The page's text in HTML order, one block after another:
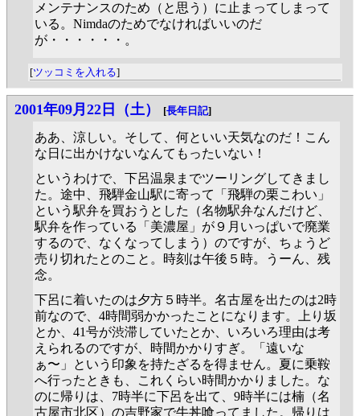
メンテナンスのため（と思う）に止まってしまって
いる。Nimdaのためでなければいいのだ
が・・・・・・。
[ツッコミを入れる]
2001年09月22日（土） [長年日記]
ああ、涼しい。そして、何といい天気なのだ！こん
な日に出かけないなんてもったいない！
というわけで、下呂温泉までツーリングしてきまし
た。途中、飛騨金山駅に寄って「飛騨の栗こわい」
という駅弁を買おうとした（名物駅弁なんだけど、
駅弁を作っている「美濃屋」が９月いっぱいで廃業
するので、なくなってしまう）のですが、ちょうど
売り切れたとのこと。時刻は午後５時。うーん、残
念。
下呂に着いたのは夕方５時半。名古屋を出たのは2時
前なので、4時間弱かかったことになります。上り坂
とか、41号が渋滞していたとか、いろいろ理由は考
えられるのですが、時間かかりすぎ。「遠いな
ぁ〜」という印象を持たざるを得ません。夏に乗鞍
へ行ったときも、これくらい時間かかりました。な
のに帰りは、7時半に下呂を出て、9時半には楠（名
古屋市北区）の吉野家で牛丼喰ってました。帰りは